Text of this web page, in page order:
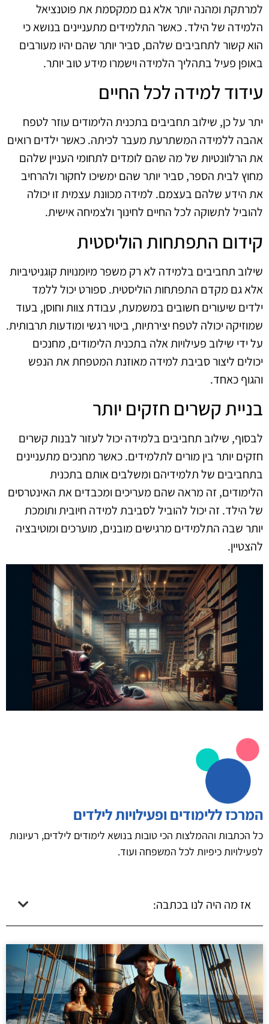
למרתקת ומהנה יותר אלא גם ממקסמת את פוטנציאל
הלמידה של הילד. כאשר התלמידים מתעניינים בנושא כי
הוא קשור לתחביבים שלהם, סביר יותר שהם יהיו מעורבים
באופן פעיל בתהליך הלמידה וישמרו מידע טוב יותר.
עידוד למידה לכל החיים
יתר על כן, שילוב תחביבים בתכנית הלימודים עוזר לטפח
אהבה ללמידה המשתרעת מעבר לכיתה. כאשר ילדים רואים
את הרלוונטיות של מה שהם לומדים לתחומי העניין שלהם
מחוץ לבית הספר, סביר יותר שהם ימשיכו לחקור ולהרחיב
את הידע שלהם בעצמם. למידה מכוונת עצמית זו יכולה
להוביל לתשוקה לכל החיים לחינוך ולצמיחה אישית.
קידום התפתחות הוליסטית
שילוב תחביבים בלמידה לא רק משפר מיומנויות קוגניטיביות
אלא גם מקדם התפתחות הוליסטית. ספורט יכול ללמד
ילדים שיעורים חשובים במשמעת, עבודת צוות וחוסן, בעוד
שמוזיקה יכולה לטפח יצירתיות, ביטוי רגשי ומודעות תרבותית.
על ידי שילוב פעילויות אלה בתכנית הלימודים, מחנכים
יכולים ליצור סביבת למידה מאוזנת המטפחת את הנפש
והגוף כאחד.
בניית קשרים חזקים יותר
לבסוף, שילוב תחביבים בלמידה יכול לעזור לבנות קשרים
חזקים יותר בין מורים לתלמידים. כאשר מחנכים מתעניינים
בתחביבים של תלמידיהם ומשלבים אותם בתכנית
הלימודים, זה מראה שהם מעריכים ומכבדים את האינטרסים
של הילד. זה יכול להוביל לסביבת למידה חיובית ותומכת
יותר שבה התלמידים מרגישים מובנים, מוערכים ומוטיבציה
להצטיין.
המרכז ללימודים ופעילויות לילדים
כל הכתבות וההמלצות הכי טובות בנושא לימודים לילדים, רעיונות
לפעילויות כיפיות לכל המשפחה ועוד.
אז מה היה לנו בכתבה: